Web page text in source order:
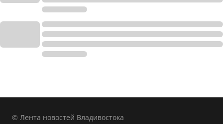
© Лента новостей Владивостока